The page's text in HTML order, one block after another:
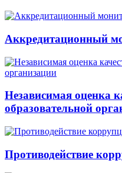
Аккредитационный
Независимая оценка
образовательной
Противодействие